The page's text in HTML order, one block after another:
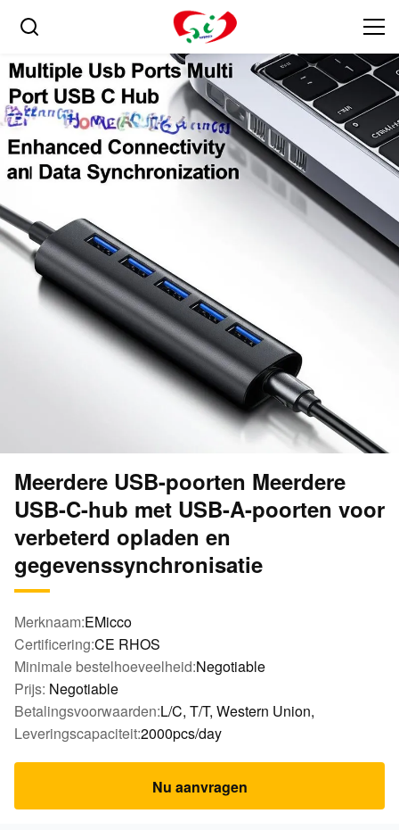
Meerdere USB-poorten Meerdere
USB-C-hub met USB-A-poorten voor
verbeterd opladen en
gegevenssynchronisatie
Merknaam:EMicco
Certificering:CE RHOS
Minimale bestelhoeveelheid:Negotiable
Prijs: Negotiable
Betalingsvoorwaarden:L/C, T/T, Western Union,
Leveringscapaciteit:2000pcs/day
Nu aanvragen